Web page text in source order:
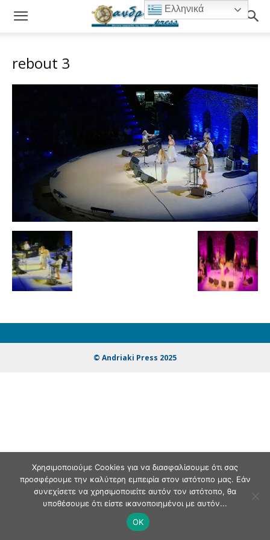
rebout 3
© Andriaki Press 2025
Ελληνικά
Χρησιμοποιούμε Cookies για να διασφαλίσουμε ότι σας
προσφέρουμε την καλύτερη εμπειρία στον ιστότοπο μας. Εάν
συνεχίσετε να χρησιμοποιείτε αυτόν τον ιστότοπο, θα
υποθέσουμε ότι είστε ικανοποιημένοι με αυτόν...
OK